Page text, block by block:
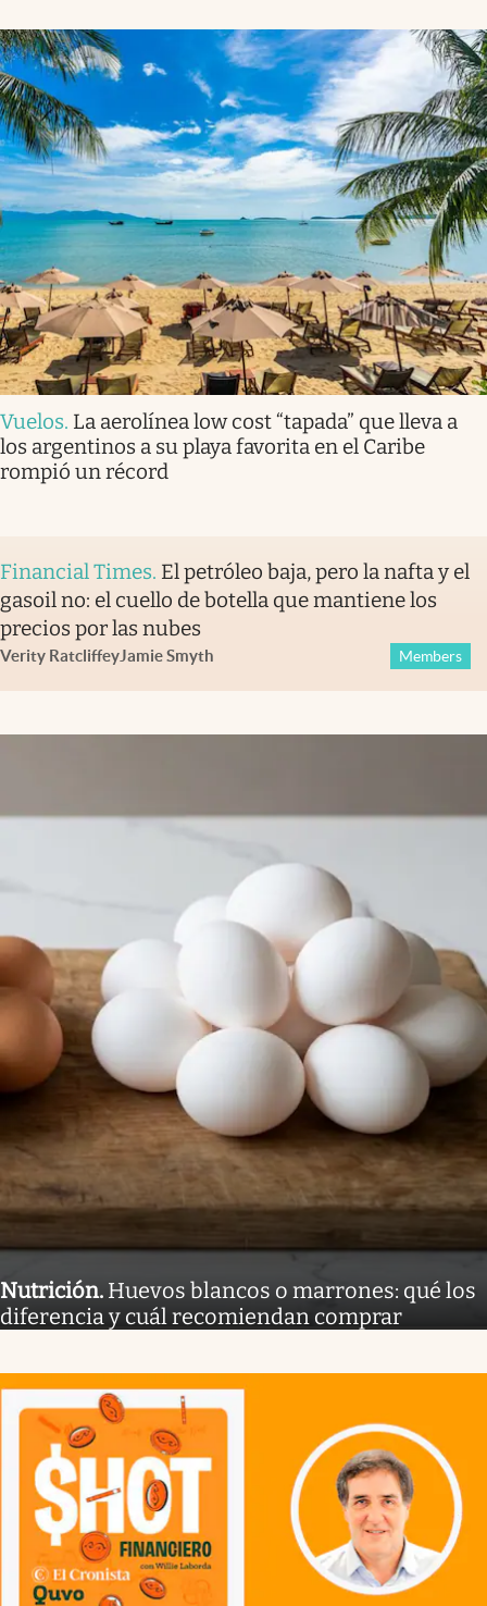
Vuelos. La aerolínea low cost “tapada” que lleva a
los argentinos a su playa favorita en el Caribe
rompió un récord
Financial Times. El petróleo baja, pero la nafta y el
gasoil no: el cuello de botella que mantiene los
precios por las nubes
Verity RatcliffeyJamie Smyth Members
Nutrición. Huevos blancos o marrones: qué los
diferencia y cuál recomiendan comprar